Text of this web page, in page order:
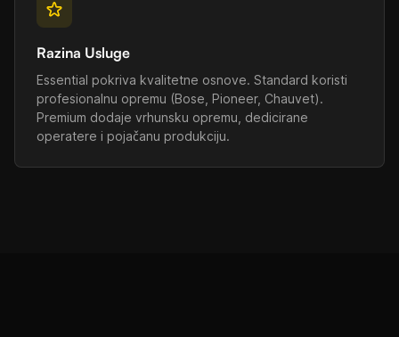
Razina Usluge
Essential pokriva kvalitetne osnove. Standard koristi
profesionalnu opremu (Bose, Pioneer, Chauvet).
Premium dodaje vrhunsku opremu, dedicirane
operatere i pojačanu produkciju.